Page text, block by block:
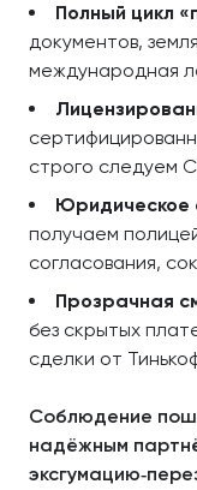
Полный цикл
документов,
международная
строго следуем
Юридическое
получаем
согласования,
Прозрачная
без скрытых
сделки от
Соблюдение
надёжным